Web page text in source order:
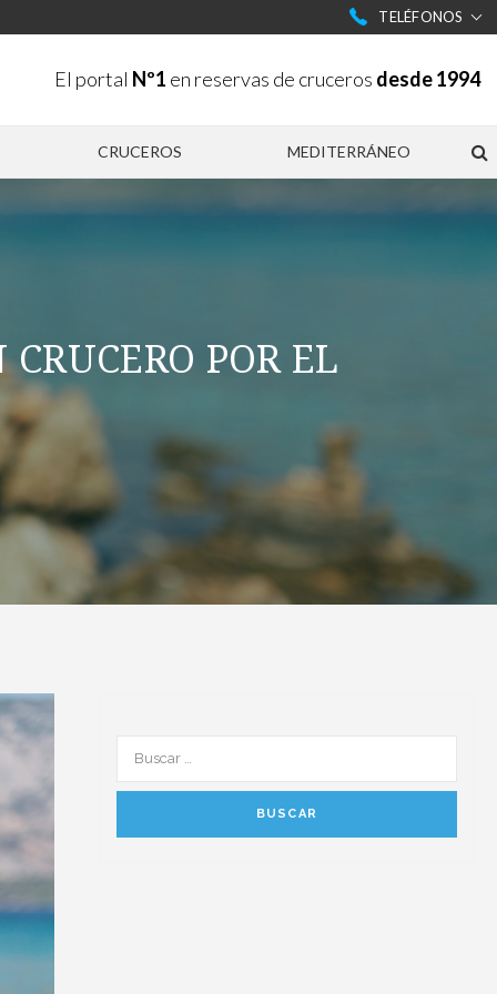
TELÉFONOS
El portal Nº1 en reservas de cruceros desde 1994
CRUCEROS MEDITERRÁNEO
POR EL